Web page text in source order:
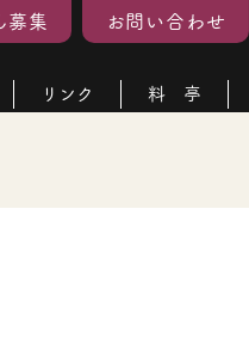
募集 お問い合わせ
リンク 料 亭